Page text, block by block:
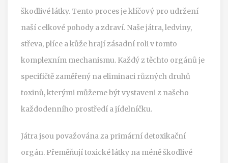
škodlivé látky. Tento proces je klíčový pro udržení
naší celkové pohody a zdraví. Naše játra, ledviny,
střeva, plíce a kůže hrají zásadní roli v tomto
komplexním mechanismu. Každý z těchto orgánů je
specifičtě zaměřený na eliminaci různých druhů
toxinů, kterými můžeme být vystaveni z našeho
každodenního prostředí a jídelníčku.
Játra jsou považována za primární detoxikační
orgán. Přeměňují toxické látky na méně škodlivé